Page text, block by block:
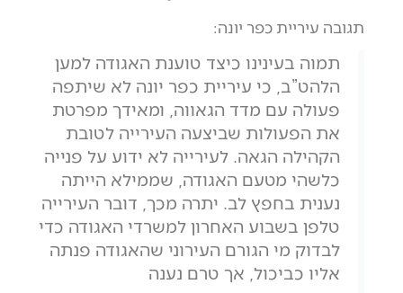
תגובה עיריית כפר יונה:
תמוה בעינינו כיצד טוענת האגודה למען
הלהט”ב, כי עיריית כפר יונה לא שיתפה
פעולה עם מדד הגאווה, ומאידך מפרטת
את הפעולות שביצעה העירייה לטובת
הקהילה הגאה. לעירייה לא ידוע על פנייה
כלשהי מטעם האגודה, שממילא הייתה
נענית בחפץ לב. יתרה מכך, דובר העירייה
טלפן בשבוע האחרון למשרדי האגודה כדי
לבדוק מי הגורם העירוני שהאגודה פנתה
אליו כביכול, אך טרם נענה